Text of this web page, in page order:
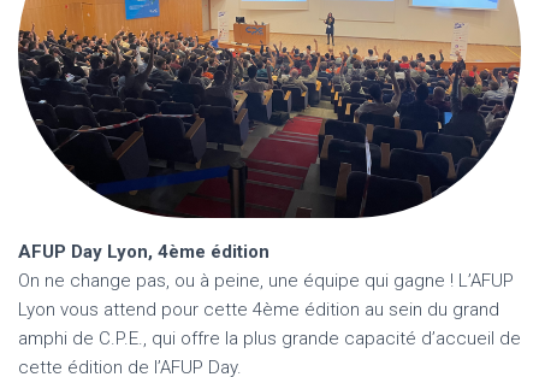
AFUP Day Lyon, 4ème édition
On ne change pas, ou à peine, une équipe qui gagne ! L’AFUP
Lyon vous attend pour cette 4ème édition au sein du grand
amphi de C.P.E., qui offre la plus grande capacité d’accueil de
cette édition de l’AFUP Day.